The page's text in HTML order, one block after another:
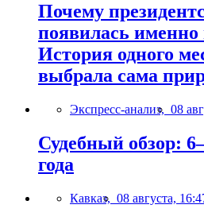
Почему
появилась именно
История одного
выбрала сама
Экспресс-анализ, 08
Судебный обзор:
года
Кавказ, 08 августа,